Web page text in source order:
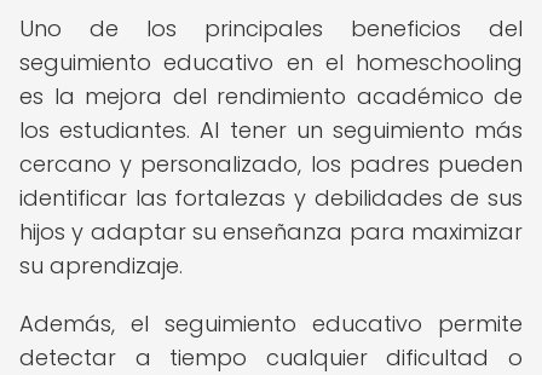
Uno de los principales beneficios del
seguimiento educativo en el homeschooling
es la mejora del rendimiento académico de
los estudiantes. Al tener un seguimiento más
cercano y personalizado, los padres pueden
identificar las fortalezas y debilidades de sus
hijos y adaptar su enseñanza para maximizar
su aprendizaje.
Además, el seguimiento educativo permite
detectar a tiempo cualquier dificultad o